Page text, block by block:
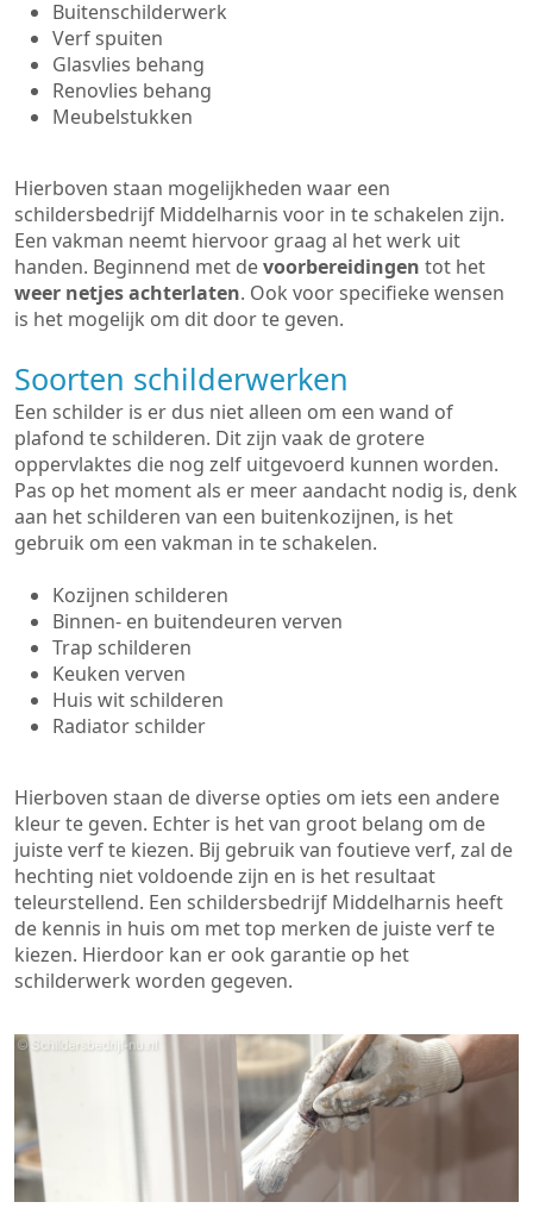
Buitenschilderwerk
Verf spuiten
Glasvlies behang
Renovlies behang
Meubelstukken
Hierboven staan mogelijkheden waar een
schildersbedrijf Middelharnis voor in te schakelen zijn.
Een vakman neemt hiervoor graag al het werk uit
handen. Beginnend met devoorbereidingen tot het
weer netjes achterlaten. Ook voor specifieke wensen
is het mogelijk om dit door te geven.
Soorten schilderwerken
Een schilder is er dus niet alleen om een wand of
plafond te schilderen. Dit zijn vaak de grotere
oppervlaktes die nog zelf uitgevoerd kunnen worden.
Pas op het moment als er meer aandacht nodig is, denk
aan het schilderen van een buitenkozijnen, is het
gebruik om een vakman in te schakelen.
Kozijnen schilderen
Binnen- en buitendeuren verven
Trap schilderen
Keuken verven
Huis wit schilderen
Radiator schilder
Hierboven staan de diverse opties om iets een andere
kleur te geven. Echter is het van groot belang om de
juiste verf te kiezen. Bij gebruik van foutieve verf, zal de
hechting niet voldoende zijn en is het resultaat
teleurstellend. Een schildersbedrijf Middelharnis heeft
de kennis in huis om met top merken de juiste verf te
kiezen. Hierdoor kan er ook garantie op het
schilderwerk worden gegeven.